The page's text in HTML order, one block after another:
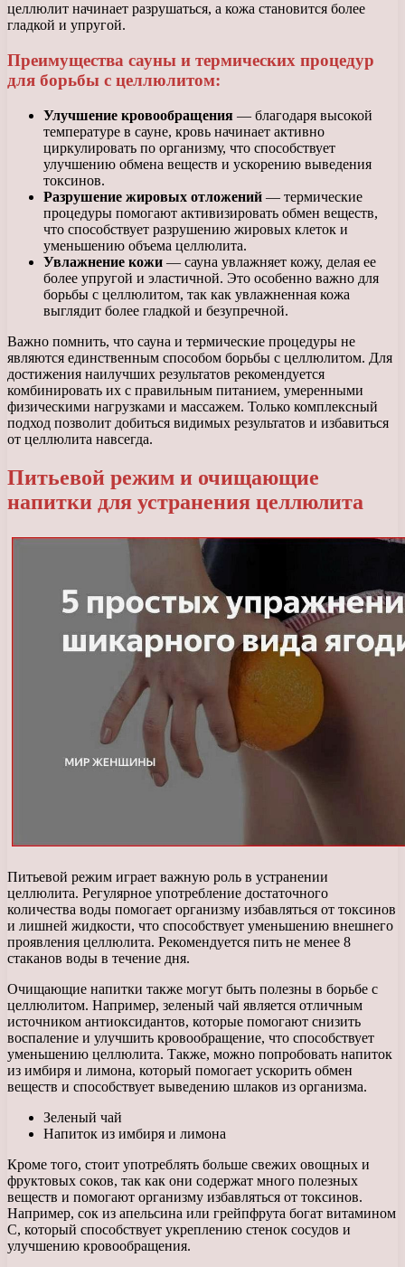
целлюлит начинает разрушаться, а кожа становится более
гладкой и упругой.
Преимущества сауны и термических процедур
для борьбы с целлюлитом:
Улучшение кровообращения — благодаря высокой
температуре в сауне, кровь начинает активно
циркулировать по организму, что способствует
улучшению обмена веществ и ускорению выведения
токсинов.
Разрушение жировых отложений — термические
процедуры помогают активизировать обмен веществ,
что способствует разрушению жировых клеток и
уменьшению объема целлюлита.
Увлажнение кожи — сауна увлажняет кожу, делая ее
более упругой и эластичной. Это особенно важно для
борьбы с целлюлитом, так как увлажненная кожа
выглядит более гладкой и безупречной.
Важно помнить, что сауна и термические процедуры не
являются единственным способом борьбы с целлюлитом. Для
достижения наилучших результатов рекомендуется
комбинировать их с правильным питанием, умеренными
физическими нагрузками и массажем. Только комплексный
подход позволит добиться видимых результатов и избавиться
от целлюлита навсегда.
Питьевой режим и очищающие
напитки для устранения целлюлита
Питьевой режим играет важную роль в устранении
целлюлита. Регулярное употребление достаточного
количества воды помогает организму избавляться от токсинов
и лишней жидкости, что способствует уменьшению внешнего
проявления целлюлита. Рекомендуется пить не менее 8
стаканов воды в течение дня.
Очищающие напитки также могут быть полезны в борьбе с
целлюлитом. Например, зеленый чай является отличным
источником антиоксидантов, которые помогают снизить
воспаление и улучшить кровообращение, что способствует
уменьшению целлюлита. Также, можно попробовать напиток
из имбиря и лимона, который помогает ускорить обмен
веществ и способствует выведению шлаков из организма.
Зеленый чай
Напиток из имбиря и лимона
Кроме того, стоит употреблять больше свежих овощных и
фруктовых соков, так как они содержат много полезных
веществ и помогают организму избавляться от токсинов.
Например, сок из апельсина или грейпфрута богат витамином
С, который способствует укреплению стенок сосудов и
улучшению кровообращения.